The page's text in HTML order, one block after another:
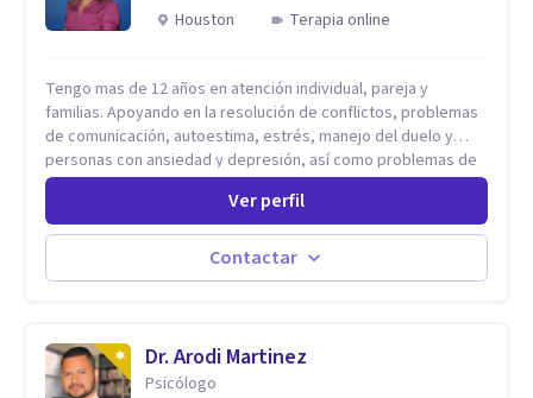
Houston
Terapia online
Tengo mas de 12 años en atención individual, pareja y
familias. Apoyando en la resolución de conflictos, problemas
de comunicación, autoestima, estrés, manejo del duelo y
personas con ansiedad y depresión, así como problemas de
conducta y comportamiento. Desarrollo de personas
Estableciendo metas a corto y largo plazo, es vital para la
vida de cada uno tener su propia vision.
Ver perfil
Contactar
Dr. Arodi Martinez
Psicólogo